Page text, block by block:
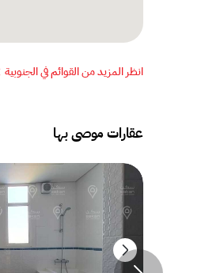
انظر المزيد من القوائم في الجنوبية
عقارات موصى بها